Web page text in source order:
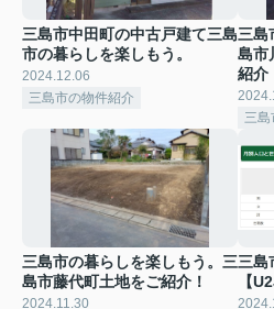
三島市中田町の中古戸建て三島
市の暮らしを楽しもう。
2024.12.06
三島市の物件紹介
三島
島市
紹介
三島
三島市の暮らしを楽しもう。三
島市藤代町土地をご紹介！
2024.11.30
三島
【